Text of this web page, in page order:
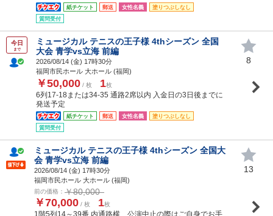
紙チケット 郵送 女性名義
塗りつぶしなし
質問受付
今日
まで
ミュージカル テニスの王子様 4thシーズン 全国
大会 青学vs立海 前編
2026/08/14 (金) 17時30分
福岡市民ホール 大ホール (福岡)
￥50,000 / 枚 1枚
6列17-18または34-35 通路2席以内 入金日の3日後までに
発送予定
紙チケット 郵送 女性名義
塗りつぶしなし
質問受付
8
ミュージカル テニスの王子様 4thシーズン 全国大
会 青学vs立海 前編
2026/08/14 (金) 17時30分
福岡市民ホール 大ホール (福岡)
前の価格： ￥80,000
￥70,000 / 枚 1枚
1階5列14～39番 内通路横 公演中止の際はご自身でお手
13